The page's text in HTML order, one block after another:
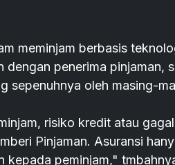
meminjam berbasis
dengan penerima pinjaman,
sepenuhnya oleh masing-
risiko kredit atau
Pinjaman. Asuransi
kepada peminjam,"